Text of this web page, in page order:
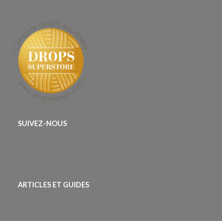
SUIVEZ-NOUS
ARTICLES ET GUIDES